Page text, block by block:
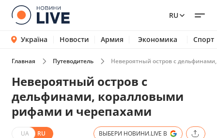
RU
Україна Новости Армия Экономика Спорт
Главная Путеводитель Невероятный остров с
Невероятный остров с
дельфинами, коралловыми
рифами и черепахами
UA RU ВЫБЕРИ НОВИНИ.LIVE В